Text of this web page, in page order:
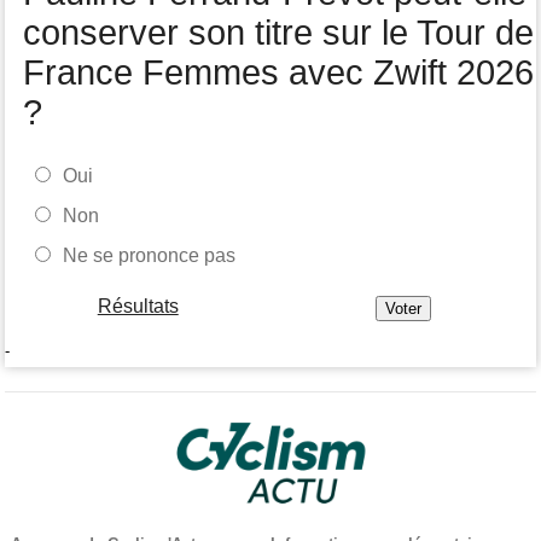
conserver son titre sur le Tour de
France Femmes avec Zwift 2026
?
Oui
Non
Ne se prononce pas
Résultats
-